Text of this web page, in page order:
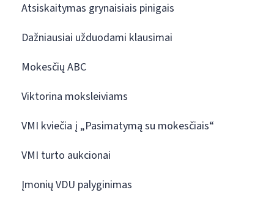
Atsiskaitymas grynaisiais pinigais
Dažniausiai užduodami klausimai
Mokesčių ABC
Viktorina moksleiviams
VMI kviečia į „Pasimatymą su mokesčiais“
VMI turto aukcionai
Įmonių VDU palyginimas